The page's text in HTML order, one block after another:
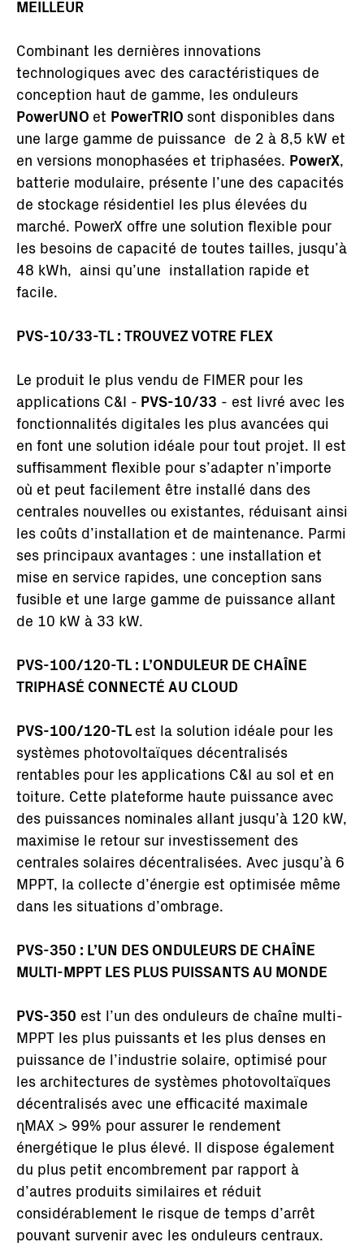
MEILLEUR
Combinant les dernières innovations
technologiques avec des caractéristiques de
conception haut de gamme, les onduleurs
PowerUNO et PowerTRIO sont disponibles dans
une large gamme de puissance de 2 à 8,5 kW et
en versions monophasées et triphasées. PowerX,
batterie modulaire, présente l’une des capacités
de stockage résidentiel les plus élevées du
marché. PowerX offre une solution flexible pour
les besoins de capacité de toutes tailles, jusqu’à
48 kWh, ainsi qu’une installation rapide et
facile.
PVS-10/33-TL : TROUVEZ VOTRE FLEX
Le produit le plus vendu de FIMER pour les
applications C&I - PVS-10/33 - est livré avec les
fonctionnalités digitales les plus avancées qui
en font une solution idéale pour tout projet. Il est
suffisamment flexible pour s’adapter n’importe
où et peut facilement être installé dans des
centrales nouvelles ou existantes, réduisant ainsi
les coûts d’installation et de maintenance. Parmi
ses principaux avantages : une installation et
mise en service rapides, une conception sans
fusible et une large gamme de puissance allant
de 10 kW à 33 kW.
PVS-100/120-TL : L’ONDULEUR DE CHAÎNE
TRIPHASÉ CONNECTÉ AU CLOUD
PVS-100/120-TL est la solution idéale pour les
systèmes photovoltaïques décentralisés
rentables pour les applications C&I au sol et en
toiture. Cette plateforme haute puissance avec
des puissances nominales allant jusqu’à 120 kW,
maximise le retour sur investissement des
centrales solaires décentralisées. Avec jusqu’à 6
MPPT, la collecte d’énergie est optimisée même
dans les situations d’ombrage.
PVS-350 : L’UN DES ONDULEURS DE CHAÎNE
MULTI-MPPT LES PLUS PUISSANTS AU MONDE
PVS-350 est l’un des onduleurs de chaîne multi-
MPPT les plus puissants et les plus denses en
puissance de l’industrie solaire, optimisé pour
les architectures de systèmes photovoltaïques
décentralisés avec une efficacité maximale
ɳMAX > 99% pour assurer le rendement
énergétique le plus élevé. Il dispose également
du plus petit encombrement par rapport à
d’autres produits similaires et réduit
considérablement le risque de temps d’arrêt
pouvant survenir avec les onduleurs centraux.